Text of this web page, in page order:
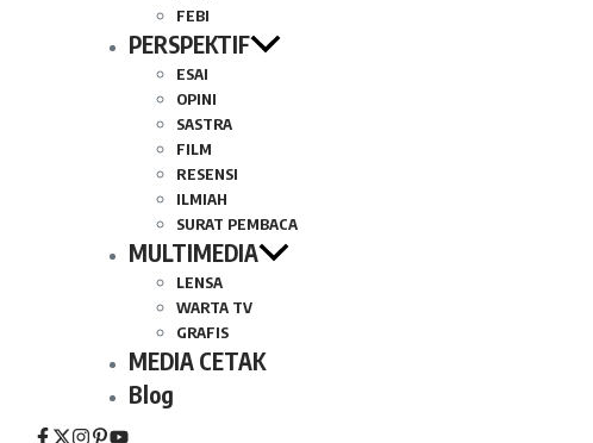
FEBI
PERSPEKTIF
ESAI
OPINI
SASTRA
FILM
RESENSI
ILMIAH
SURAT PEMBACA
MULTIMEDIA
LENSA
WARTA TV
GRAFIS
MEDIA CETAK
Blog